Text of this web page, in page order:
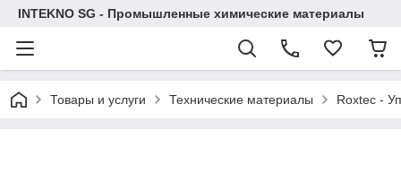
INTEKNO SG - Промышленные химические материалы
Товары и услуги Технические материалы Roxtec -